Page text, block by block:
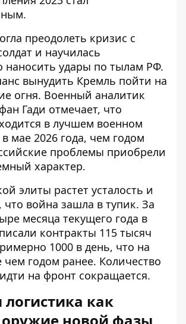
преодолеть кризис с
и научилась
наносить удары по тылам РФ.
вынудить Кремль пойти на
огня. Военный аналитик
Гади отмечает, что
в лучшем военном
мае 2026 года, чем годом
проблемы приобрели
характер.
элиты растет усталость и
война зашла в тупик. За
месяца текущего года в
контракты 115 тысяч
1000 в день, что на
годом ранее. Количество
на фронт сокращается.
как